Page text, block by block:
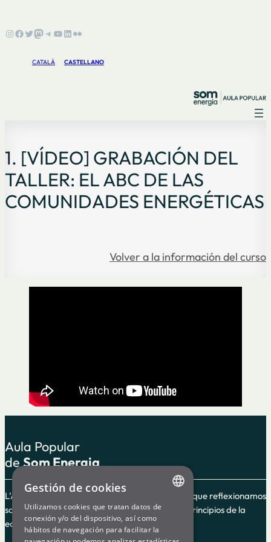
Instagram
Facebook
Twitter
Mastodon
Telegram
YouTube
LinkedIn
Flickr
CATALÀ CASTELLANO
1. [VÍDEO] GRABACIÓN DEL
TALLER: EL ABC DE LAS
COMUNIDADES ENERGÉTICAS
Volver a la información del curso
Aula Popular
deSom Energia
L’Aula Popular es un espacio de formación en el que reflexionamos
sobre el cooperativismo y la energía según los principios de la
economía social y solidaria.
ENGLISH
SPANISH
Gestión de cookies
Utilizamos cookies que tratan datos de
conexión y/o del dispositivo, así como
hábitos de navegación para facilitar la